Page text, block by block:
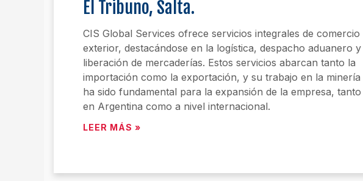
El Tribuno, Salta.
CIS Global Services ofrece servicios integrales de comercio
exterior, destacándose en la logística, despacho aduanero y
liberación de mercaderías. Estos servicios abarcan tanto la
importación como la exportación, y su trabajo en la minería
ha sido fundamental para la expansión de la empresa, tanto
en Argentina como a nivel internacional.
LEER MÁS »